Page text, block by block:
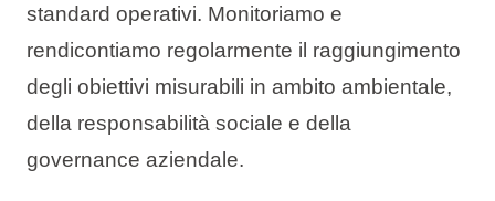
standard operativi. Monitoriamo e
rendicontiamo regolarmente il raggiungimento
degli obiettivi misurabili in ambito ambientale,
della responsabilità sociale e della
governance aziendale.